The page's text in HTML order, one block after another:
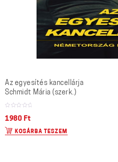
Az egyesítés kancellárja
Schmidt Mária (szerk.)
1980 Ft
KOSÁRBA TESZEM